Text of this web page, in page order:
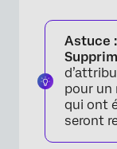
Astuce :
pour un
qui ont
seront